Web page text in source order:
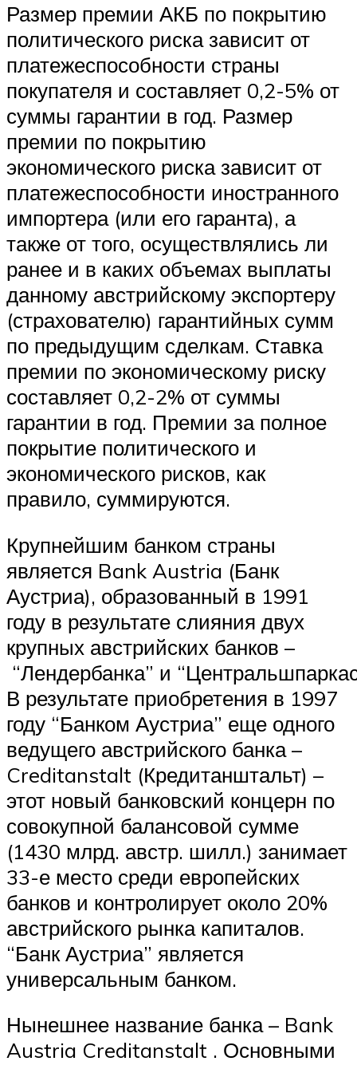
Размер премии АКБ по покрытию
политического риска зависит от
платежеспособности страны
покупателя и составляет 0,2-5% от
суммы гарантии в год. Размер
премии по покрытию
экономического риска зависит от
платежеспособности иностранного
импортера (или его гаранта), а
также от того, осуществлялись ли
ранее и в каких объемах выплаты
данному австрийскому экспортеру
(страхователю) гарантийных сумм
по предыдущим сделкам. Ставка
премии по экономическому риску
составляет 0,2-2% от суммы
гарантии в год. Премии за полное
покрытие политического и
экономического рисков, как
правило, суммируются.
Крупнейшим банком страны
является Bank Austria (Банк
Аустриа), образованный в 1991
году в результате слияния двух
крупных австрийских банков –
“Лендербанка” и
В результате приобретения в 1997
году “Банком Аустриа” еще одного
ведущего австрийского банка –
Creditanstalt (Кредитанштальт) –
этот новый банковский концерн по
совокупной балансовой сумме
(1430 млрд. австр. шилл.) занимает
33-е место среди европейских
банков и контролирует около 20%
австрийского рынка капиталов.
“Банк Аустриа” является
универсальным банком.
Нынешнее название банка – Bank
Austria Creditanstalt . Основными